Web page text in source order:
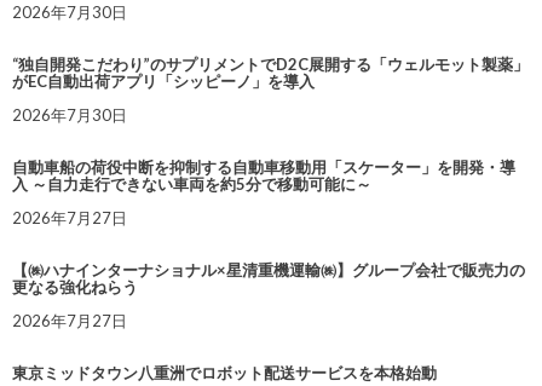
2026年7月30日
“独自開発こだわり”のサプリメントでD2C展開する「ウェルモット製薬」
がEC自動出荷アプリ「シッピーノ」を導入
2026年7月30日
自動車船の荷役中断を抑制する自動車移動用「スケーター」を開発・導
入 ～自力走行できない車両を約5分で移動可能に～
2026年7月27日
【㈱ハナインターナショナル×星清重機運輸㈱】グループ会社で販売力の
更なる強化ねらう
2026年7月27日
東京ミッドタウン八重洲でロボット配送サービスを本格始動